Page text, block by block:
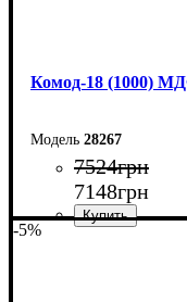
Комод-18 (1000)
28267
7524грн
7148грн
-5%